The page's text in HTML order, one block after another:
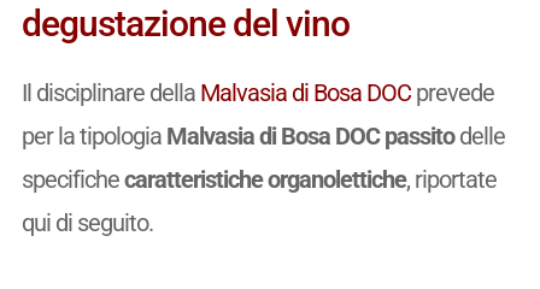
degustazione del vino
Il disciplinare della Malvasia di Bosa DOCprevede
per la tipologia Malvasia di Bosa DOC passitodelle
specifichecaratteristiche organolettiche, riportate
qui di seguito.